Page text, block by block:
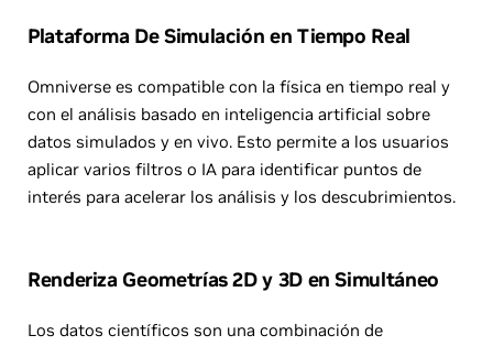
Plataforma De Simulación en Tiempo Real
Omniverse es compatible con la física en tiempo real y
con el análisis basado en inteligencia artificial sobre
datos simulados y en vivo. Esto permite a los usuarios
aplicar varios filtros o IA para identificar puntos de
interés para acelerar los análisis y los descubrimientos.
Renderiza Geometrías 2D y 3D en Simultáneo
Los datos científicos son una combinación de